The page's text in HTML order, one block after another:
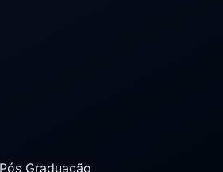
Graduação